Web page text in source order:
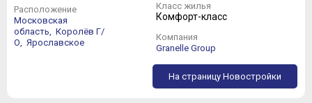
Расположение
Московская
область, Королёв Г/
О, Ярославское
Класс жилья
Комфорт-класс
Компания
Granelle Group
На страницу Новостройки